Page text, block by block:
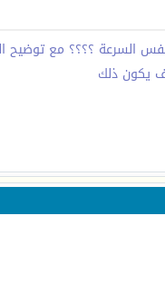
السرعة ؟؟؟؟ مع توضيح
يكون ذلك